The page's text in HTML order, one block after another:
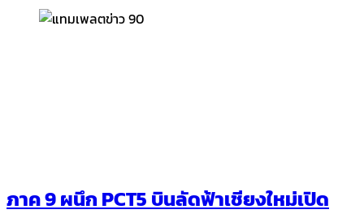
ภาค 9 ผนึก PCT5 บินลัดฟ้าเชียงใหม่เปิด